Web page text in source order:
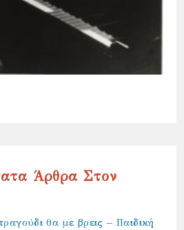
Άρθρα Στον
θα με βρεις – Παιδική